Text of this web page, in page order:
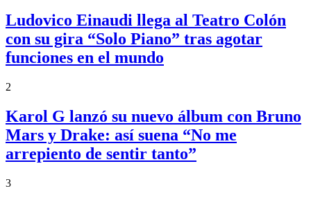
Ludovico Einaudi llega al Teatro Colón
con su gira “Solo Piano” tras agotar
funciones en el mundo
2
Karol G lanzó su nuevo álbum con Bruno
Mars y Drake: así suena “No me
arrepiento de sentir tanto”
3